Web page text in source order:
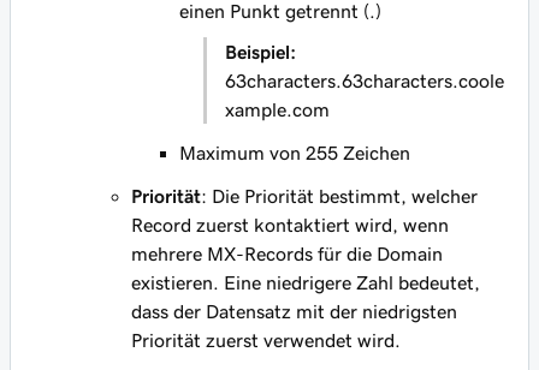
einen Punkt getrennt (.)
Beispiel:
63characters.63characters.coole
xample.com
Maximum von 255 Zeichen
Priorität: Die Priorität bestimmt, welcher
Record zuerst kontaktiert wird, wenn
mehrere MX-Records für die Domain
existieren. Eine niedrigere Zahl bedeutet,
dass der Datensatz mit der niedrigsten
Priorität zuerst verwendet wird.